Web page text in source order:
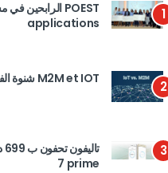
1
applications
2 M2M et IOT شنوة الفرق مابين
3
7 prime